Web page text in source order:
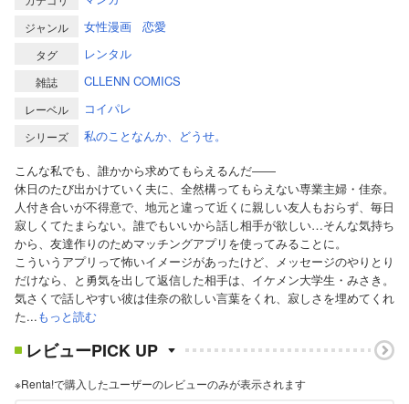
ジャンル 女性漫画 恋愛
タグ レンタル
雑誌 CLLENN COMICS
レーベル コイパレ
シリーズ
私のことなんか、どうせ。
こんな私でも、誰かから求めてもらえるんだ――
休日のたび出かけていく夫に、全然構ってもらえない専業主婦・佳奈。
人付き合いが不得意で、地元と違って近くに親しい友人もおらず、毎日
寂しくてたまらない。誰でもいいから話し相手が欲しい…そんな気持ち
から、友達作りのためマッチングアプリを使ってみることに。
こういうアプリって怖いイメージがあったけど、メッセージのやりとり
だけなら、と勇気を出して返信した相手は、イケメン大学生・みさき。
気さくで話しやすい彼は佳奈の欲しい言葉をくれ、寂しさを埋めてくれ
た...もっと読む
レビューPICK UP
※Renta!で購入したユーザーのレビューのみが表示されます